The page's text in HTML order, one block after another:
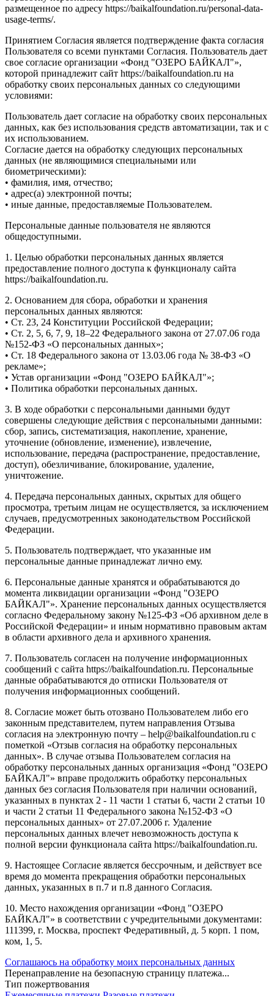
размещенное по адресу https://baikalfoundation.ru/personal-data-
usage-terms/.
Принятием Согласия является подтверждение факта согласия
Пользователя со всеми пунктами Согласия. Пользователь дает
свое согласие организации «Фонд "ОЗЕРО БАЙКАЛ"»,
которой принадлежит сайт https://baikalfoundation.ru на
обработку своих персональных данных со следующими
условиями:
Пользователь дает согласие на обработку своих персональных
данных, как без использования средств автоматизации, так и с
их использованием.
Согласие дается на обработку следующих персональных
данных (не являющимися специальными или
биометрическими):
• фамилия, имя, отчество;
• адрес(а) электронной почты;
• иные данные, предоставляемые Пользователем.
Персональные данные пользователя не являются
общедоступными.
1. Целью обработки персональных данных является
предоставление полного доступа к функционалу сайта
https://baikalfoundation.ru.
2. Основанием для сбора, обработки и хранения
персональных данных являются:
• Ст. 23, 24 Конституции Российской Федерации;
• Ст. 2, 5, 6, 7, 9, 18–22 Федерального закона от 27.07.06 года
№152-ФЗ «О персональных данных»;
• Ст. 18 Федерального закона от 13.03.06 года № 38-ФЗ «О
рекламе»;
• Устав организации «Фонд "ОЗЕРО БАЙКАЛ"»;
• Политика обработки персональных данных.
3. В ходе обработки с персональными данными будут
совершены следующие действия с персональными данными:
сбор, запись, систематизация, накопление, хранение,
уточнение (обновление, изменение), извлечение,
использование, передача (распространение, предоставление,
доступ), обезличивание, блокирование, удаление,
уничтожение.
4. Передача персональных данных, скрытых для общего
просмотра, третьим лицам не осуществляется, за исключением
случаев, предусмотренных законодательством Российской
Федерации.
5. Пользователь подтверждает, что указанные им
персональные данные принадлежат лично ему.
6. Персональные данные хранятся и обрабатываются до
момента ликвидации организации «Фонд "ОЗЕРО
БАЙКАЛ"». Хранение персональных данных осуществляется
согласно Федеральному закону №125-ФЗ «Об архивном деле в
Российской Федерации» и иным нормативно правовым актам
в области архивного дела и архивного хранения.
7. Пользователь согласен на получение информационных
сообщений с сайта https://baikalfoundation.ru. Персональные
данные обрабатываются до отписки Пользователя от
получения информационных сообщений.
8. Согласие может быть отозвано Пользователем либо его
законным представителем, путем направления Отзыва
согласия на электронную почту – help@baikalfoundation.ru с
пометкой «Отзыв согласия на обработку персональных
данных». В случае отзыва Пользователем согласия на
обработку персональных данных организация «Фонд "ОЗЕРО
БАЙКАЛ"» вправе продолжить обработку персональных
данных без согласия Пользователя при наличии оснований,
указанных в пунктах 2 - 11 части 1 статьи 6, части 2 статьи 10
и части 2 статьи 11 Федерального закона №152-ФЗ «О
персональных данных» от 27.07.2006 г. Удаление
персональных данных влечет невозможность доступа к
полной версии функционала сайта https://baikalfoundation.ru.
9. Настоящее Согласие является бессрочным, и действует все
время до момента прекращения обработки персональных
данных, указанных в п.7 и п.8 данного Согласия.
10. Место нахождения организации «Фонд "ОЗЕРО
БАЙКАЛ"» в соответствии с учредительными документами:
111399, г. Москва, проспект Федеративный, д. 5 корп. 1 пом,
ком, 1, 5.
Соглашаюсь на обработку моих персональных данных
Перенаправление на безопасную страницу платежа...
Тип пожертвования